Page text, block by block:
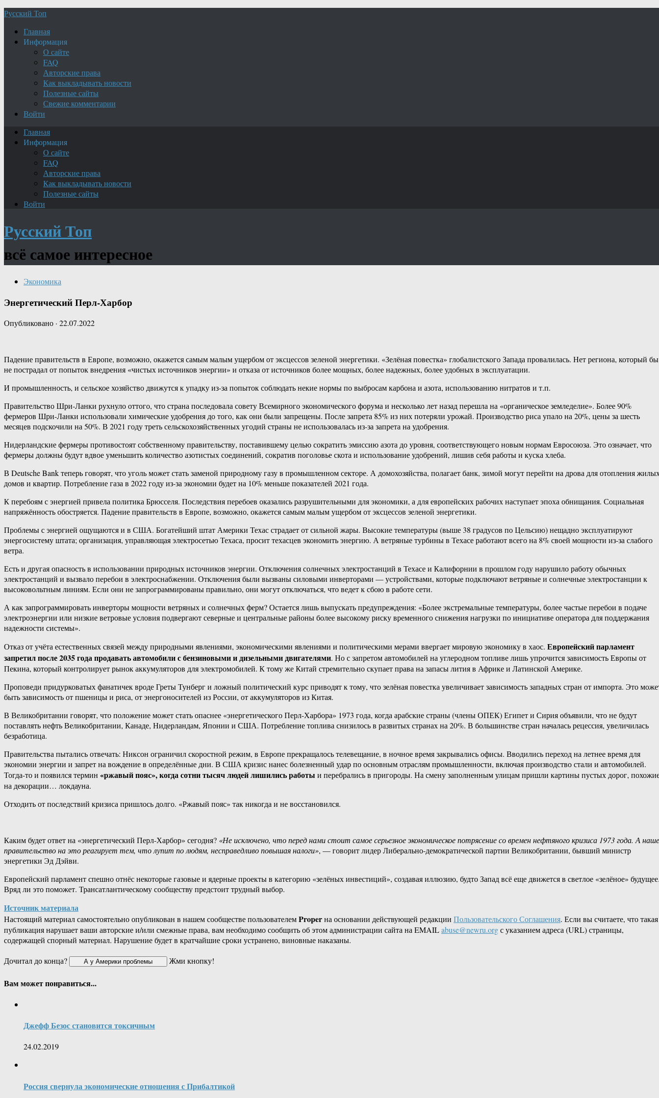
Русский Топ
Главная
Информация
О сайте
FAQ
Авторские права
Как выкладывать новости
Полезные сайты
Свежие комментарии
Войти
Главная
Информация
О сайте
FAQ
Авторские права
Как выкладывать новости
Полезные сайты
Войти
Русский Топ
всё самое интересное
Экономика
Энергетический Перл-Харбор
Опубликовано · 22.07.2022
Падение правительств в Европе, возможно, окажется самым малым ущербом от эксцессов зеленой энергетики. «Зелёная повестка» глобалистского Запада провалилась. Нет региона, который бы
не пострадал от попыток внедрения «чистых источников энергии» и отказа от источников более мощных, более надежных, более удобных в эксплуатации.
И промышленность, и сельское хозяйство движутся к упадку из-за попыток соблюдать некие нормы по выбросам карбона и азота, использованию нитратов и т.п.
Правительство Шри-Ланки рухнуло оттого, что страна последовала совету Всемирного экономического форума и несколько лет назад перешла на «органическое земледелие». Более 90%
фермеров Шри-Ланки использовали химические удобрения до того, как они были запрещены. После запрета 85% из них потеряли урожай. Производство риса упало на 20%, цены за шесть
месяцев подскочили на 50%. В 2021 году треть сельскохозяйственных угодий страны не использовалась из-за запрета на удобрения.
Нидерландские фермеры противостоят собственному правительству, поставившему целью сократить эмиссию азота до уровня, соответствующего новым нормам Евросоюза. Это означает, что
фермеры должны будут вдвое уменьшить количество азотистых соединений, сократив поголовье скота и использование удобрений, лишив себя работы и куска хлеба.
В Deutsche Bank теперь говорят, что уголь может стать заменой природному газу в промышленном секторе. А домохозяйства, полагает банк, зимой могут перейти на дрова для отопления
домов и квартир. Потребление газа в 2022 году из-за экономии будет на 10% меньше показателей 2021 года.
К перебоям с энергией привела политика Брюсселя. Последствия перебоев оказались разрушительными для экономики, а для европейских рабочих наступает эпоха обнищания. Социальная
напряжённость обостряется. Падение правительств в Европе, возможно, окажется самым малым ущербом от эксцессов зеленой энергетики.
Проблемы с энергией ощущаются и в США. Богатейший штат Америки Техас страдает от сильной жары. Высокие температуры (выше 38 градусов по Цельсию) нещадно эксплуатируют
энергосистему штата; организация, управляющая электросетью Техаса, просит техасцев экономить энергию. А ветряные турбины в Техасе работают всего на 8% своей мощности из-за слабого
ветра.
Есть и другая опасность в использовании природных источников энергии. Отключения солнечных электростанций в Техасе и Калифорнии в прошлом году нарушило работу обычных
электростанций и вызвало перебои в электроснабжении. Отключения были вызваны силовыми инверторами — устройствами, которые подключают ветряные и солнечные электростанции к
высоковольтным линиям. Если они не запрограммированы правильно, они могут отключаться, что ведет к сбою в работе сети.
А как запрограммировать инверторы мощности ветряных и солнечных ферм? Остается лишь выпускать предупреждения: «Более экстремальные температуры, более частые перебои в подаче
электроэнергии или низкие ветровые условия подвергают северные и центральные районы более высокому риску временного снижения нагрузки по инициативе оператора для поддержания
надежности системы».
Отказ от учёта естественных связей между природными явлениями, экономическими явлениями и политическими мерами ввергает мировую экономику в хаос. Европейский парламент
запретил после 2035 года продавать автомобили с бензиновыми и дизельными двигателями. Но с запретом автомобилей на углеродном топливе лишь упрочится зависимость Европы от
Пекина, который контролирует рынок аккумуляторов для электромобилей. К тому же Китай стремительно скупает права на запасы лития в Африке и Латинской Америке.
Проповеди придурковатых фанатичек вроде Греты Тунберг и ложный политический курс приводят к тому, что зелёная повестка увеличивает зависимость западных стран от импорта. Это
быть зависимость от пшеницы и риса, от энергоносителей из России, от аккумуляторов из Китая.
В Великобритании говорят, что положение может стать опаснее «энергетического Перл-Харбора» 1973 года, когда арабские страны (члены ОПЕК) Египет и Сирия объявили, что не будут
поставлять нефть Великобритании, Канаде, Нидерландам, Японии и США. Потребление топлива снизилось в развитых странах на 20%. В большинстве стран началась рецессия, увеличилась
безработица.
Правительства пытались отвечать: Никсон ограничил скоростной режим, в Европе прекращалось телевещание, в ночное время закрывались офисы. Вводились переход на летнее время для
экономии энергии и запрет на вождение в определённые дни. В США кризис нанес болезненный удар по основным отраслям промышленности, включая производство стали и автомобилей.
Тогда-то и появился термин «ржавый пояс», когда сотни тысяч людей лишились работы и перебрались в пригороды. На смену заполненным улицам пришли картины пустых дорог,
на декорации… локдауна.
Отходить от последствий кризиса пришлось долго. «Ржавый пояс» так никогда и не восстановился.
Каким будет ответ на «энергетический Перл-Харбор» сегодня? «Не исключено, что перед нами стоит самое серьезное экономическое потрясение со времен нефтяного кризиса 1973 года. А наше
правительство на это реагирует тем, что лупит по людям, несправедливо повышая налоги», — говорит лидер Либерально-демократической партии Великобритании, бывший министр
энергетики Эд Дэйви.
Европейский парламент спешно отнёс некоторые газовые и ядерные проекты в категорию «зелёных инвестиций», создавая иллюзию, будто Запад всё еще движется в светлое «зелёное»
Вряд ли это поможет. Трансатлантическому сообществу предстоит трудный выбор.
Источник материала
Настоящий материал самостоятельно опубликован в нашем сообществе пользователемProperна основании действующей редакции Пользовательского Соглашения. Если вы считаете, что такая
публикация нарушает ваши авторские и/или смежные права, вам необходимо сообщить об этом администрации сайта на EMAILabuse@newru.orgс указанием адреса (URL) страницы,
содержащей спорный материал. Нарушение будет в кратчайшие сроки устранено, виновные наказаны.
Дочитал до конца?
Жми кнопку!
Вам может понравиться...
Джефф Безос становится токсичным
24.02.2019
Россия свернула экономические отношения с Прибалтикой